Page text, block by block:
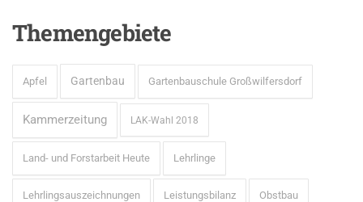
Themengebiete
Apfel Gartenbau Gartenbauschule Großwilfersdorf
Kammerzeitung LAK-Wahl 2018
Land- und Forstarbeit Heute Lehrlinge
Lehrlingsauszeichnungen Leistungsbilanz Obstbau